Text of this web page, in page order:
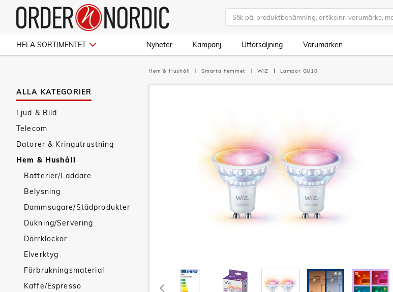
HELA SORTIMENTET Nyheter Kampanj Utförsäljning Varumärken
ALLA KATEGORIER
Ljud & Bild
Telecom
Datorer & Kringutrustning
Hem & Hushåll
Batterier/Laddare
Belysning
Dammsugare/Städprodukter
Dukning/Servering
Dörrklockor
Elverktyg
Förbrukningsmaterial
Kaffe/Espresso
Hem & Hushåll Smarta hemmet WiZ Lampor GU10